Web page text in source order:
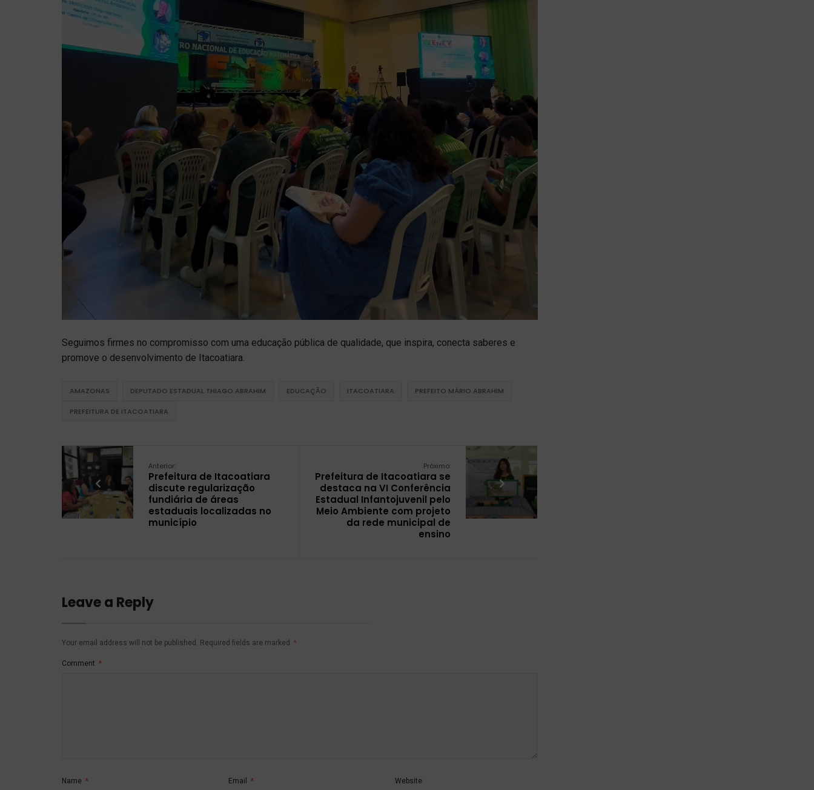
Seguimos firmes no compromisso com uma educação pública de qualidade, que inspira, conecta saberes e
promove o desenvolvimento de Itacoatiara.
AMAZONAS DEPUTADO ESTADUAL THIAGO ABRAHIM EDUCAÇÃO ITACOATIARA PREFEITO MÁRIO ABRAHIM
PREFEITURA DE ITACOATIARA
Anterior:
Prefeitura de Itacoatiara
discute regularização
fundiária de áreas
estaduais localizadas no
município
Próximo:
Prefeitura de Itacoatiara se
destaca na VI Conferência
Estadual Infantojuvenil pelo
Meio Ambiente com projeto
da rede municipal de
ensino
Leave a Reply
Your email address will not be published. Required fields are marked *
Comment *
Name * Email * Website